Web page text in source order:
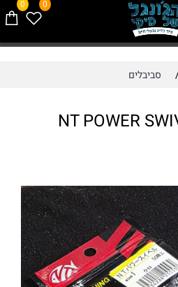
0 0
סביבלים
NT POWER